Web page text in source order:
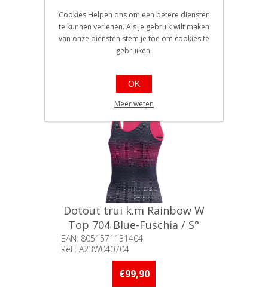
Dotout trui k.m Rainbow W
Top 704 Blue-Fuschia / M°
EAN: 8051571131428
Beschikbaarheid:: 5 stuks of
meer op voorraad
€99,90
Dotout trui k.m Rainbow W
Top 704 Blue-Fuschia / S°
EAN: 8051571131404
Ref.: A23W040704
Beschikbaarheid:: Minder dan 5
stuks op voorraad
€99,90
Cookies Helpen ons om een betere diensten
te kunnen verlenen. Als je gebruik wilt maken
van onze diensten stem je toe om cookies te
gebruiken.
OK
Meer weten